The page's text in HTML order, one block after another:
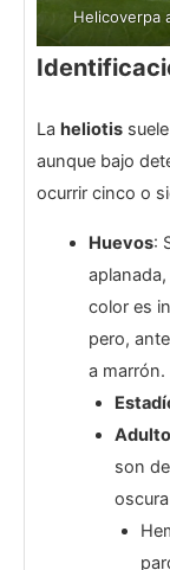
Helicoverpa
La heliotis
aunque bajo
ocurrir cinco o
Huevos:
color es
pero,
a marrón.
son